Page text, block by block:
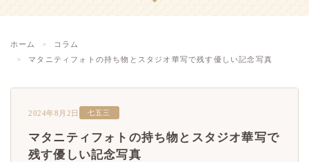
ホーム
コラム
マタニティフォトの持ち物とスタジオ華写で残す優しい記念写真
2024年8月2日 七五三
マタニティフォトの持ち物とスタジオ華写で
残す優しい記念写真